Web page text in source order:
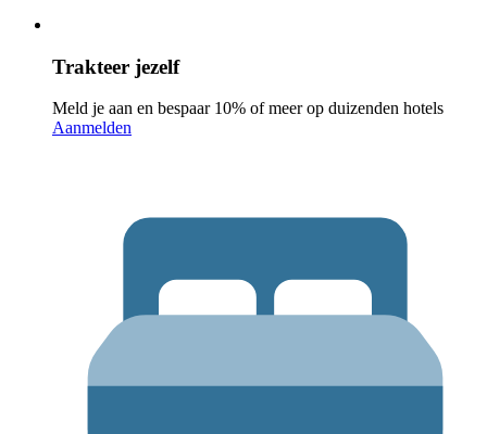
Trakteer jezelf
Meld je aan en bespaar 10% of meer op duizenden hotels
Aanmelden